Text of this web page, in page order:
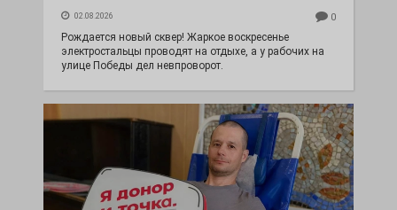
02.08.2026 0
Рождается новый сквер! Жаркое воскресенье
электростальцы проводят на отдыхе, а у рабочих на
улице Победы дел невпроворот.